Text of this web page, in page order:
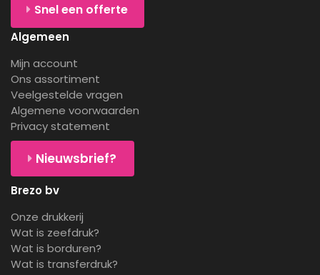
Snel een offerte
Algemeen
Mijn account
Ons assortiment
Veelgestelde vragen
Algemene voorwaarden
Privacy statement
Nieuwsbrief?
Brezo bv
Onze drukkerij
Wat is zeefdruk?
Wat is borduren?
Wat is transferdruk?